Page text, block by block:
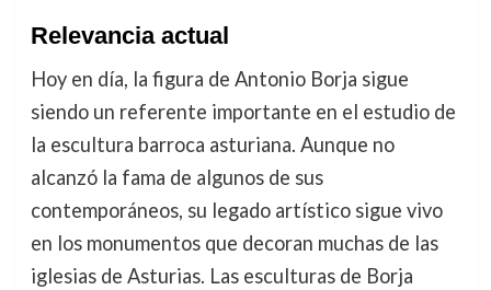
Relevancia actual
Hoy en día, la figura de Antonio Borja sigue
siendo un referente importante en el estudio de
la escultura barroca asturiana. Aunque no
alcanzó la fama de algunos de sus
contemporáneos, su legado artístico sigue vivo
en los monumentos que decoran muchas de las
iglesias de Asturias. Las esculturas de Borja